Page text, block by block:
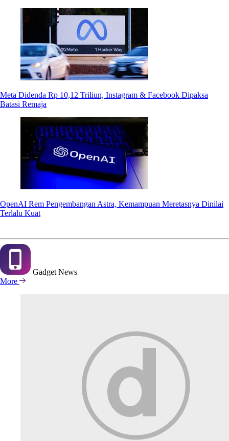
Meta Didenda Rp 10,12 Triliun, Instagram & Facebook Dipaksa
Batasi Remaja
OpenAI Rem Pengembangan Astra, Kemampuan Meretasnya Dinilai
Terlalu Kuat
Gadget News
More